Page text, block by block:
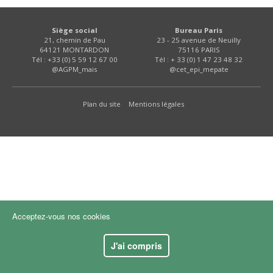
FNPSMS
CEPM
IRRIGANTS DE FRANCE
GERM-SERVICES
Siège social
21, chemin de Pau
64121 MONTARDON
Tél : +33 (0) 5 59 12 67 00
@AGPM_mais
Bureau Paris
23 - 25 avenue de Neuilly
75116 PARIS
Tél : + 33 (0) 1 47 23 48 32
@cet_epi_mepate
Plan du site Mentions légales
Acceptez-vous nos cookies
J'ai compris